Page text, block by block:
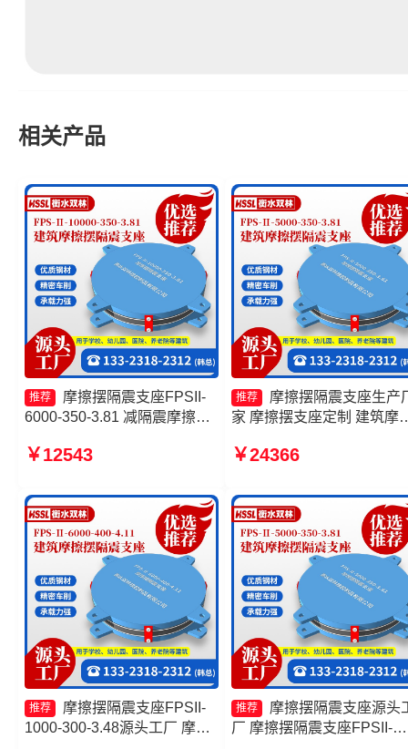
相关产品
推荐
摩擦摆隔震支座FPSII-
6000-350-3.81 减隔震摩擦摆
FPSII-7000-350-3.81厂家 摩
￥12543
推荐
摩擦摆隔震支座生产
家 摩擦摆支座定制 建筑摩
支座FPSII-9000-350-3.81
￥24366
推荐
摩擦摆隔震支座FPSII-
1000-300-3.48源头工厂 摩擦
推荐
摩擦摆隔震支座源头
厂 摩擦摆隔震支座FPSII-